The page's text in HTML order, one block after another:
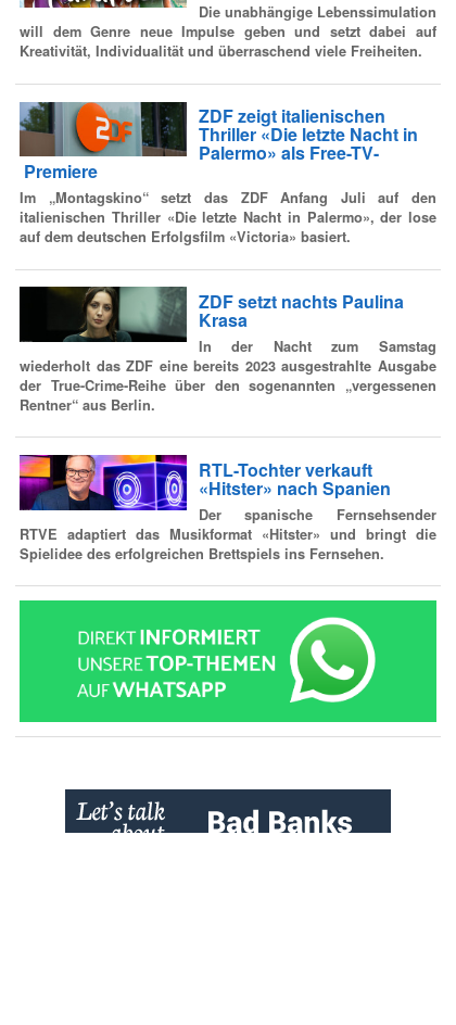
Die unabhängige Lebenssimulation
will dem Genre neue Impulse geben und setzt dabei auf
Kreativität, Individualität und überraschend viele Freiheiten.
ZDF zeigt italienischen
Thriller «Die letzte Nacht in
Palermo» als Free-TV-
Premiere
Im „Montagskino“ setzt das ZDF Anfang Juli auf den
italienischen Thriller «Die letzte Nacht in Palermo», der lose
auf dem deutschen Erfolgsfilm «Victoria» basiert.
ZDF setzt nachts Paulina
Krasa
In der Nacht zum Samstag
wiederholt das ZDF eine bereits 2023 ausgestrahlte Ausgabe
der True-Crime-Reihe über den sogenannten „vergessenen
Rentner“ aus Berlin.
RTL-Tochter verkauft
«Hitster» nach Spanien
Der spanische Fernsehsender
RTVE adaptiert das Musikformat «Hitster» und bringt die
Spielidee des erfolgreichen Brettspiels ins Fernsehen.